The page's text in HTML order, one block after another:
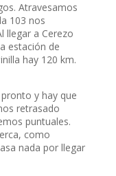
Atravesamos
103 nos
llegar a Cerezo
estación de
hay 120 km.
y hay que
retrasado
puntuales.
como
nada por llegar